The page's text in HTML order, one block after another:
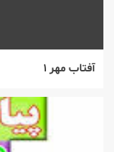
آفتاب مهر ۱